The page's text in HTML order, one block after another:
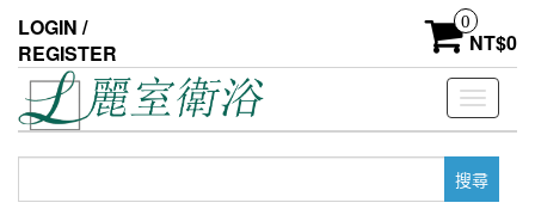
the
content
LOGIN /
REGISTER
0
NT$0
Toggle